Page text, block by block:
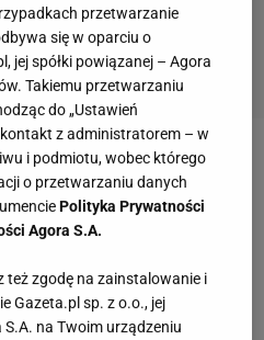
coraz bliżej rekordu
[ELEVEN SPORTS]
przed końcem na tablicy
przetwarzanie
się w oparciu o
jej spółki powiązanej – Agora
Takiemu przetwarzaniu
do „Ustawień
z administratorem – w
i podmiotu, wobec którego
o przetwarzaniu danych
Polityka Prywatności
Agora S.A.
też zgodę na zainstalowanie i
Gazeta.pl sp. z o.o., jej
na Twoim urządzeniu